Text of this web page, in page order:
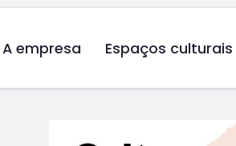
A empresa Espaços culturais